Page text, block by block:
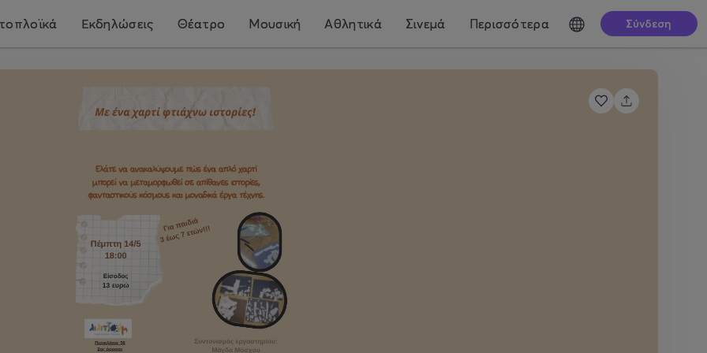
Εκδηλώσεις Θέατρο Μουσική Αθλητικά Σινεμά Περισσότερα Σύνδεση